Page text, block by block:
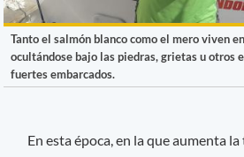
Tanto el salmón blanco como el mero viven
ocultándose bajo las piedras, grietas u otros
fuertes embarcados.
En esta época, en la que aumenta